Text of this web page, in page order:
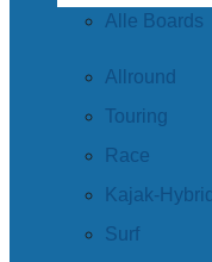
Alle Boards
Allround
Touring
Race
Kajak-Hybrid
Surf